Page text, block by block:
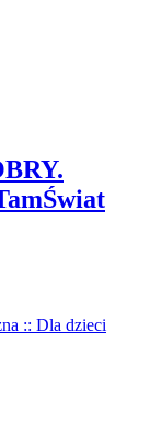
:: Dla dzieci